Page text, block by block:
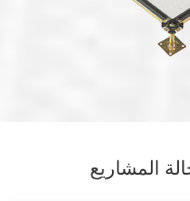
المشاريع